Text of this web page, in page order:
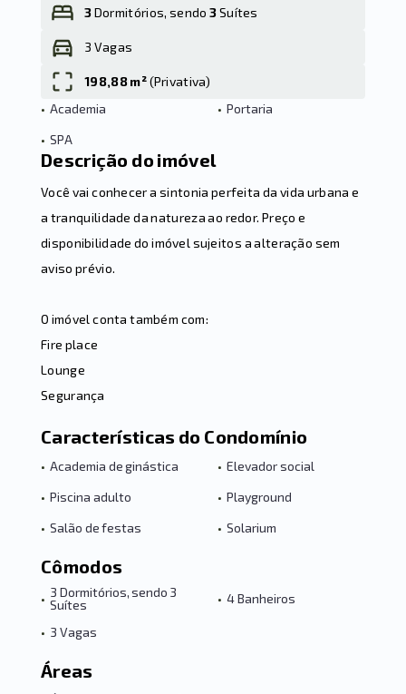
3Dormitórios, sendo3Suítes
3 Vagas
198,88 m²(Privativa)
• Academia • Portaria
• SPA
Descrição do imóvel
Você vai conhecer a sintonia perfeita da vida urbana e
a tranquilidade da natureza ao redor. Preço e
disponibilidade do imóvel sujeitos a alteração sem
aviso prévio.
O imóvel conta também com:
Fire place
Lounge
Segurança
Características do Condomínio
• Academia de ginástica • Elevador social
• Piscina adulto • Playground
• Salão de festas • Solarium
Cômodos
• 3 Dormitórios, sendo 3
Suítes
• 4 Banheiros
• 3 Vagas
Áreas